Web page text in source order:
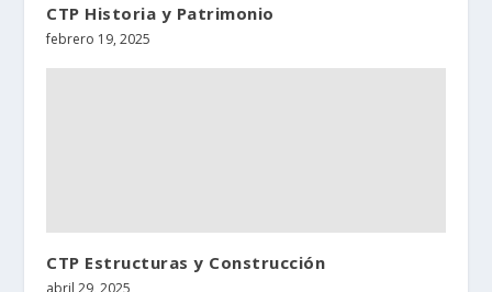
CTP Historia y Patrimonio
febrero 19, 2025
CTP Estructuras y Construcción
abril 29, 2025